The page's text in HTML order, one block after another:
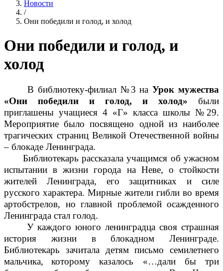
Новости
/
Они победили и голод, и холод
Они победили и голод, и
холод
В библиотеку-филиал №3 наУрок мужества
«Они победили и голод, и холод» были
приглашены учащиеся 4 «Г» класса школы №29.
Мероприятие было посвящено одной из наиболее
трагических страниц Великой Отечественной войны
– блокаде Ленинграда.
Библиотекарь рассказала учащимся об ужасном
испытании в жизни города на Неве, о стойкости
жителей Ленинграда, его защитниках и силе
русского характера. Мирные жители гибли во время
артобстрелов, но главной проблемой осажденного
Ленинграда стал голод.
У каждого юного ленинградца своя страшная
история жизни в блокадном Ленинграде.
Библиотекарь зачитала детям письмо семилетнего
мальчика,
которому казалось «…дали бы три